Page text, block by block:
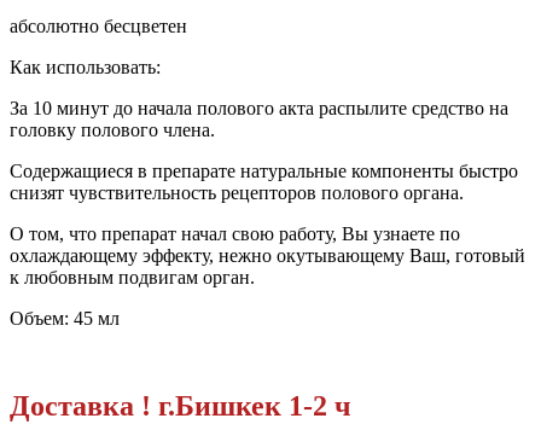
абсолютно бесцветен
Как использовать:
За 10 минут до начала полового акта распылите средство на
головку полового члена.
Содержащиеся в препарате натуральные компоненты быстро
снизят чувствительность рецепторов полового органа.
О том, что препарат начал свою работу, Вы узнаете по
охлаждающему эффекту, нежно окутывающему Ваш, готовый
к любовным подвигам орган.
Объем: 45 мл
Доставка ! г.Бишкек 1-2 ч